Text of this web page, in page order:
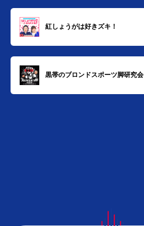
紅しょうがは好きズキ！
黒帯のブロンドスポーツ脚研究会